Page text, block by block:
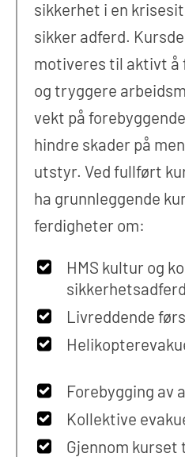
sikkerhet i en
sikker adferd.
motiveres til aktivt å
og tryggere
vekt på
hindre skader på
utstyr. Ved fullført
ha grunnleggende
ferdigheter om:
HMS kultur og
Livreddende
Forebygging av
Kollektive
Gjennom